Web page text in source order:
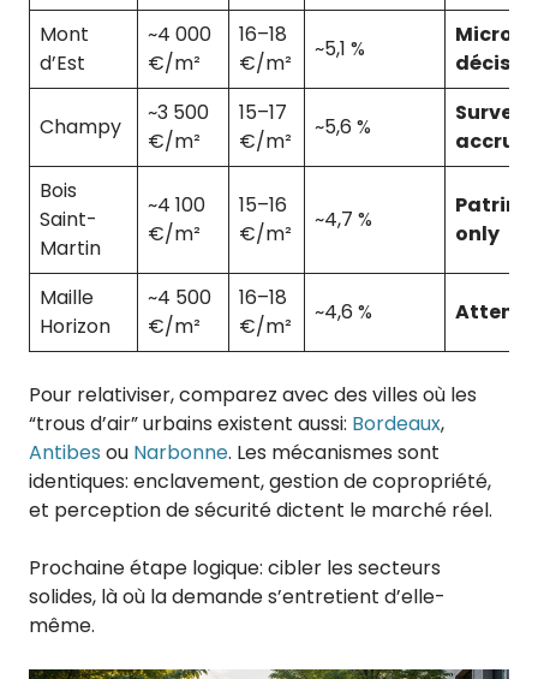
Mont
d’Est
~4 000
€/m²
16–18
€/m²
~5,1 %
Micro-
Champy
~3 500
€/m²
15–17
€/m²
~5,6 %
accrue
Bois
Saint-
Martin
~4 100
€/m²
15–16
€/m²
~4,7 %
only
Maille
Horizon
~4 500
€/m²
16–18
€/m²
~4,6 %
Pour relativiser, comparez avec des villes où les
“trous d’air” urbains existent aussi: Bordeaux,
Antibes ou Narbonne. Les mécanismes sont
identiques: enclavement, gestion de copropriété,
et perception de sécurité dictent le marché réel.
Prochaine étape logique: cibler les secteurs
solides, là où la demande s’entretient d’elle-
même.